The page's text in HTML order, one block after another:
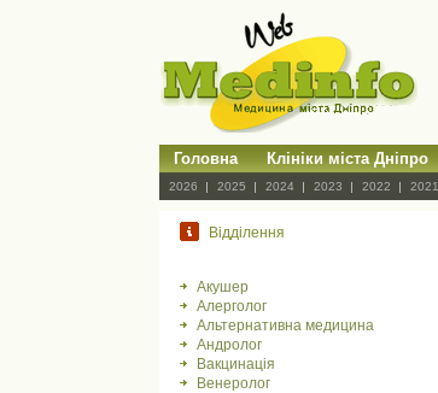
Головна Клініки міста Дніпро
2026 2025 2024 2023 2022 2021
Відділення
Акушер
Алерголог
Альтернативна медицина
Андролог
Вакцинація
Венеролог